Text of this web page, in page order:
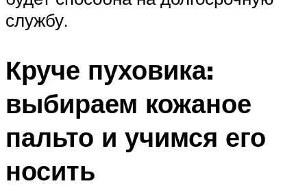
службу.
Круче пуховика:
выбираем кожаное
пальто и учимся его
носить